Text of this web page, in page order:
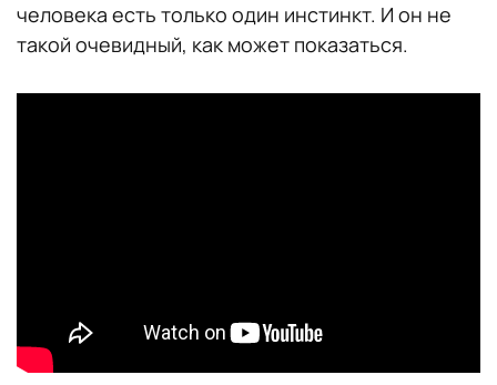
человека есть только один инстинкт. И он не
такой очевидный, как может показаться.